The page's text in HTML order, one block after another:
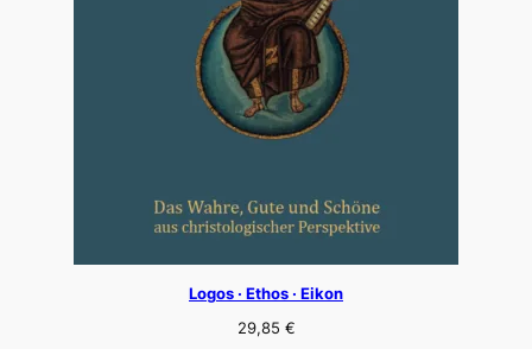
Logos · Ethos · Eikon
29,85 €